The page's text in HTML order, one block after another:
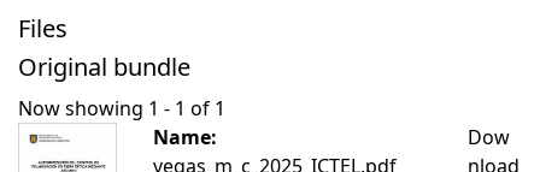
Files
Original bundle
Now showing 1 - 1 of 1
Name:
vegas_m_c_2025_ICTEL.pdf
Dow
nload